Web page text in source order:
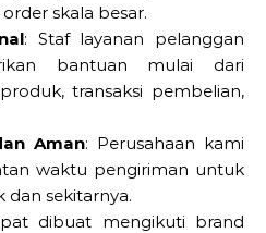
skala besar.
: Staf layanan pelanggan
bantuan mulai dari
transaksi pembelian,
Aman: Perusahaan kami
waktu pengiriman untuk
dan sekitarnya.
dibuat mengikuti brand